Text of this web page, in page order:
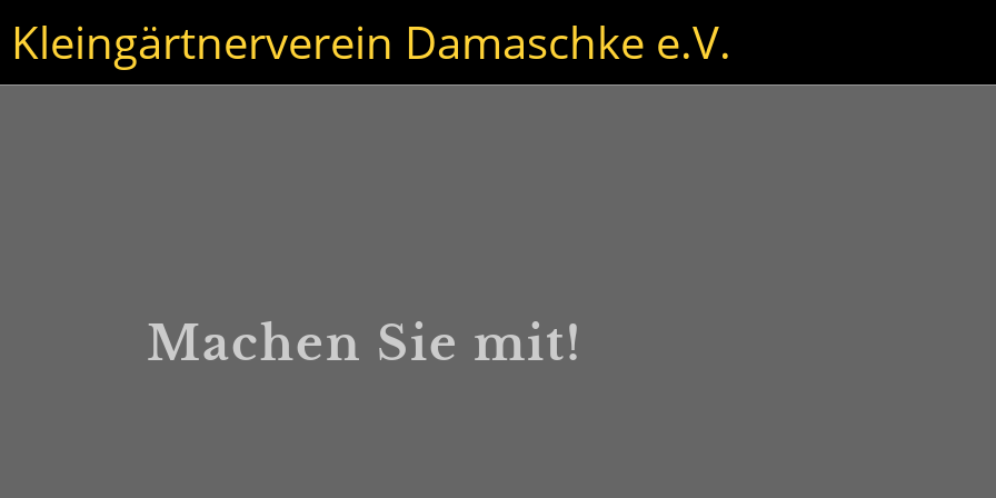
Kleingärtnerverein Damaschke e.V.
Machen Sie mit!